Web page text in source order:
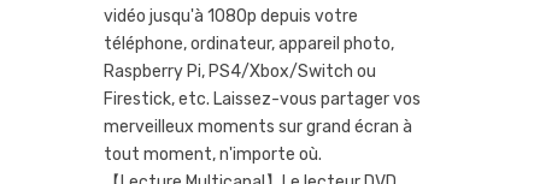
vidéo jusqu'à 1080p depuis votre
téléphone, ordinateur, appareil photo,
Raspberry Pi, PS4/Xbox/Switch ou
Firestick, etc. Laissez-vous partager vos
merveilleux moments sur grand écran à
tout moment, n'importe où.